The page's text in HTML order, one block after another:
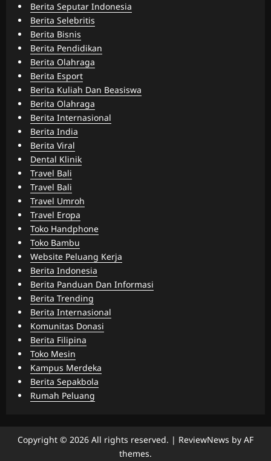
Berita Seputar Indonesia
Berita Selebritis
Berita Bisnis
Berita Pendidikan
Berita Olahraga
Berita Esport
Berita Kuliah Dan Beasiswa
Berita Olahraga
Berita Internasional
Berita India
Berita Viral
Dental Klinik
Travel Bali
Travel Bali
Travel Umroh
Travel Eropa
Toko Handphone
Toko Bambu
Website Peluang Kerja
Berita Indonesia
Berita Panduan Dan Informasi
Berita Trending
Berita Internasional
Komunitas Donasi
Berita Filipina
Toko Mesin
Kampus Merdeka
Berita Sepakbola
Rumah Peluang
Copyright © 2026 All rights reserved. | ReviewNews by AF
themes.